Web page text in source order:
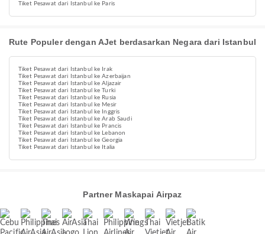
Tiket Pesawat dari Istanbul ke Paris
Rute Populer dengan AJet berdasarkan Negara dari Istanbul
Tiket Pesawat dari Istanbul ke Irak
Tiket Pesawat dari Istanbul ke Azerbaijan
Tiket Pesawat dari Istanbul ke Aljazair
Tiket Pesawat dari Istanbul ke Turki
Tiket Pesawat dari Istanbul ke Rusia
Tiket Pesawat dari Istanbul ke Mesir
Tiket Pesawat dari Istanbul ke Inggris
Tiket Pesawat dari Istanbul ke Arab Saudi
Tiket Pesawat dari Istanbul ke Prancis
Tiket Pesawat dari Istanbul ke Lebanon
Tiket Pesawat dari Istanbul ke Georgia
Tiket Pesawat dari Istanbul ke Italia
Partner Maskapai Airpaz